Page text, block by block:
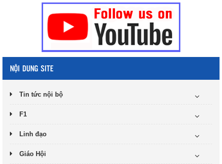
NỘI DUNG SITE
Tin tức nội bộ
F1
Linh đạo
Giáo Hội